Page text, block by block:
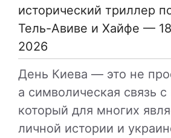
исторический триллер
Тель-Авиве и Хайфе — 18
2026
День Киева — это не
а символическая связь
который для многих
личной истории и